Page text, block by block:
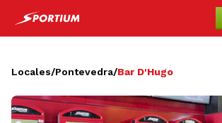
Locales/Pontevedra/Bar D'Hugo